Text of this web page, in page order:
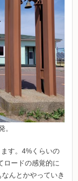
。
す。4%くらいの
ロードの感覚的に
んとかやっていき